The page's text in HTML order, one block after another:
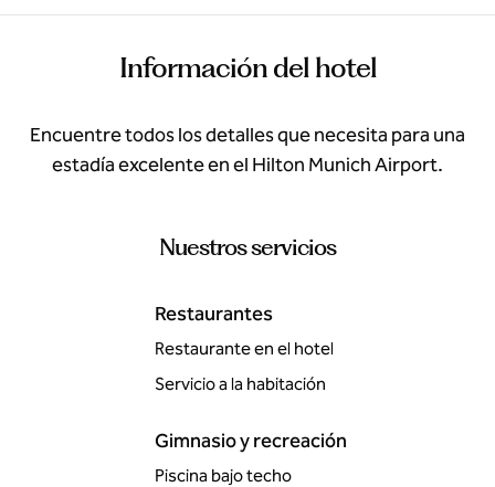
Información del hotel
Encuentre todos los detalles que necesita para una
estadía excelente en el Hilton Munich Airport.
Nuestros servicios
Restaurantes
Restaurante en el hotel
Servicio a la habitación
Gimnasio y recreación
Piscina bajo techo